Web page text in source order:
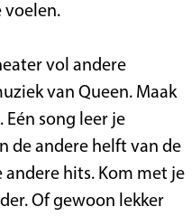
voelen.
vol andere
van Queen. Maak
song leer je
de andere helft van de
hits. Kom met je
Of gewoon lekker